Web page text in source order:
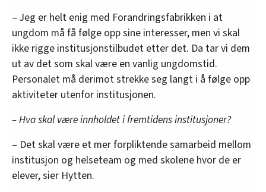
– Jeg er helt enig med Forandringsfabrikken i at
ungdom må få følge opp sine interesser, men vi skal
ikke rigge institusjonstilbudet etter det. Da tar vi dem
ut av det som skal være en vanlig ungdomstid.
Personalet må derimot strekke seg langt i å følge opp
aktiviteter utenfor institusjonen.
– Hva skal være innholdet i fremtidens institusjoner?
– Det skal være et mer forpliktende samarbeid mellom
institusjon og helseteam og med skolene hvor de er
elever, sier Hytten.